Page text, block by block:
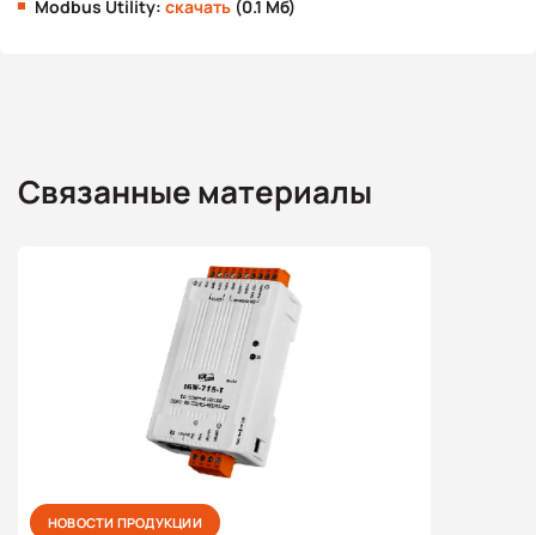
Modbus Utility: скачать (0.1 Мб)
Связанные материалы
НОВОСТИ ПРОДУКЦИИ